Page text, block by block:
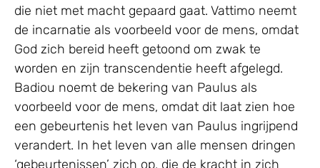
die niet met macht gepaard gaat. Vattimo neemt
de incarnatie als voorbeeld voor de mens, omdat
God zich bereid heeft getoond om zwak te
worden en zijn transcendentie heeft afgelegd.
Badiou noemt de bekering van Paulus als
voorbeeld voor de mens, omdat dit laat zien hoe
een gebeurtenis het leven van Paulus ingrijpend
verandert. In het leven van alle mensen dringen
‘gebeurtenissen’ zich op, die de kracht in zich